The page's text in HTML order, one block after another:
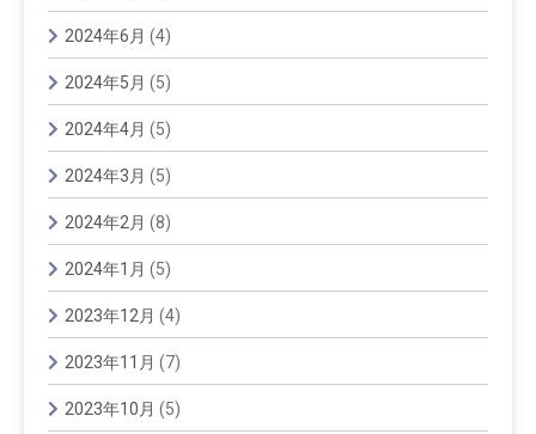
2024年6月 (4)
2024年5月 (5)
2024年4月 (5)
2024年3月 (5)
2024年2月 (8)
2024年1月 (5)
2023年12月 (4)
2023年11月 (7)
2023年10月 (5)